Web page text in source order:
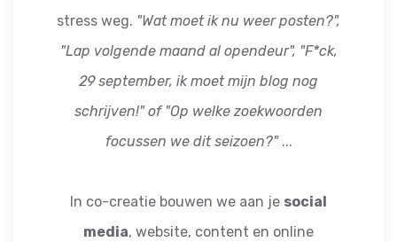
stress weg. "Wat moet ik nu weer posten?",
"Lap volgende maand al opendeur", "F*ck,
29 september, ik moet mijn blog nog
schrijven!" of "Op welke zoekwoorden
focussen we dit seizoen?"...
In co-creatie bouwen we aan je social
media, website, content en online